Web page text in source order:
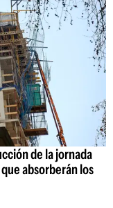
de la jornada
absorberán los